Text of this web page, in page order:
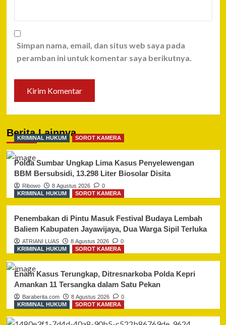
Simpan nama, email, dan situs web saya pada
peramban ini untuk komentar saya berikutnya.
Berita Lainnya
KRIMINAL HUKUM SOROT KAMERA
Polda Sumbar Ungkap Lima Kasus Penyelewengan
BBM Bersubsidi, 13.298 Liter Biosolar Disita
Ribowo 8 Agustus 2026
0
KRIMINAL HUKUM
SOROT KAMERA
Penembakan di Pintu Masuk Festival Budaya Lembah
Baliem Kabupaten Jayawijaya, Dua Warga Sipil Terluka
ATRIANI LUAS 8 Agustus 2026
0
KRIMINAL HUKUM
SOROT KAMERA
Enam Kasus Terungkap, Ditresnarkoba Polda Kepri
Amankan 11 Tersangka dalam Satu Pekan
Baraberita.com 8 Agustus 2026
0
KRIMINAL HUKUM
SOROT KAMERA